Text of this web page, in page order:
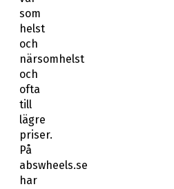
som
helst
och
närsomhelst
och
ofta
till
lägre
priser.
På
abswheels.se
har